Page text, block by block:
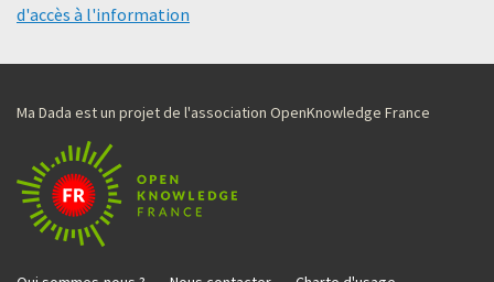
d'accès à l'information
Ma Dada est un projet de l'association OpenKnowledge France